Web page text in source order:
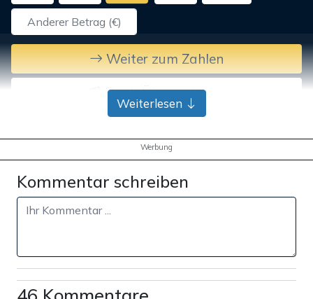
Weiter zum Zahlen
Bank-Überweisung
Weiterlesen
Werbung
Kommentar schreiben